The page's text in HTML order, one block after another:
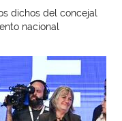
dichos del concejal
nacional